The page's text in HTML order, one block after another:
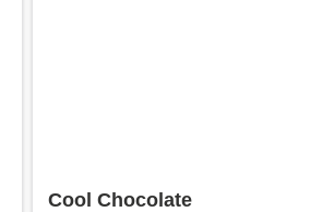
Cool Chocolate